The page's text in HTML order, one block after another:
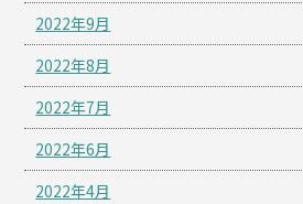
2022年9月
2022年8月
2022年7月
2022年6月
2022年4月